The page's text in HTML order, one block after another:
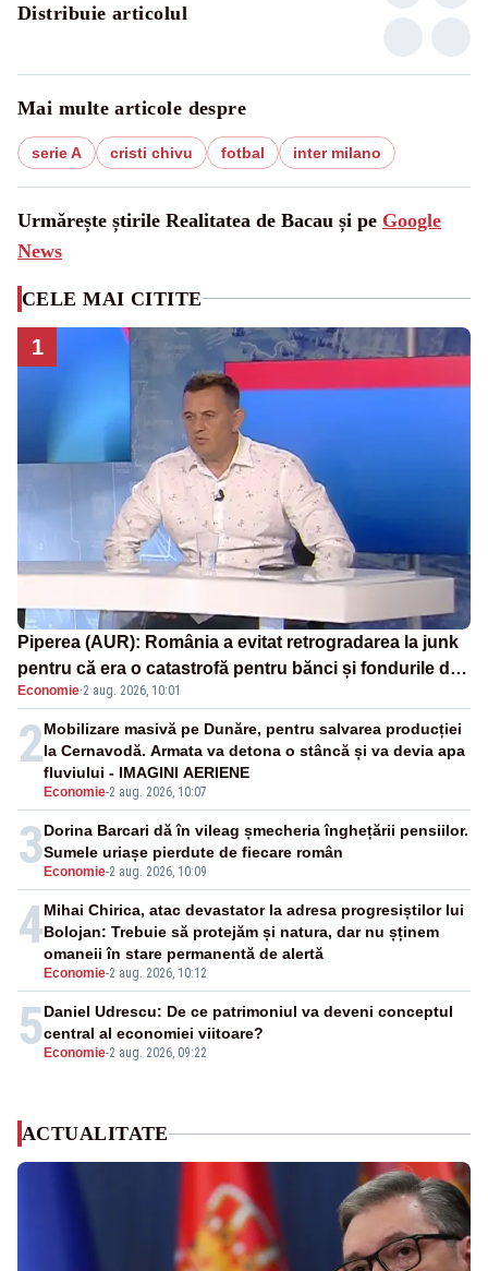
Distribuie articolul
Mai multe articole despre
serie A cristi chivu fotbal inter milano
Urmărește știrile Realitatea de Bacau și pe Google
News
CELE MAI CITITE
1
Piperea (AUR): România a evitat retrogradarea la junk
pentru că era o catastrofă pentru bănci și fondurile de
pensii
Economie·2 aug. 2026, 10:01
2
Economie-2 aug. 2026, 10:07
Mobilizare masivă pe Dunăre, pentru salvarea producției
la Cernavodă. Armata va detona o stâncă și va devia apa
fluviului - IMAGINI AERIENE
3 Economie-2 aug. 2026, 10:09
Dorina Barcari dă în vileag șmecheria înghețării pensiilor.
Sumele uriașe pierdute de fiecare român
4
Economie-2 aug. 2026, 10:12
Mihai Chirica, atac devastator la adresa progresiștilor lui
Bolojan: Trebuie să protejăm și natura, dar nu șținem
omaneii în stare permanentă de alertă
5 Economie-2 aug. 2026, 09:22
Daniel Udrescu: De ce patrimoniul va deveni conceptul
central al economiei viitoare?
ACTUALITATE